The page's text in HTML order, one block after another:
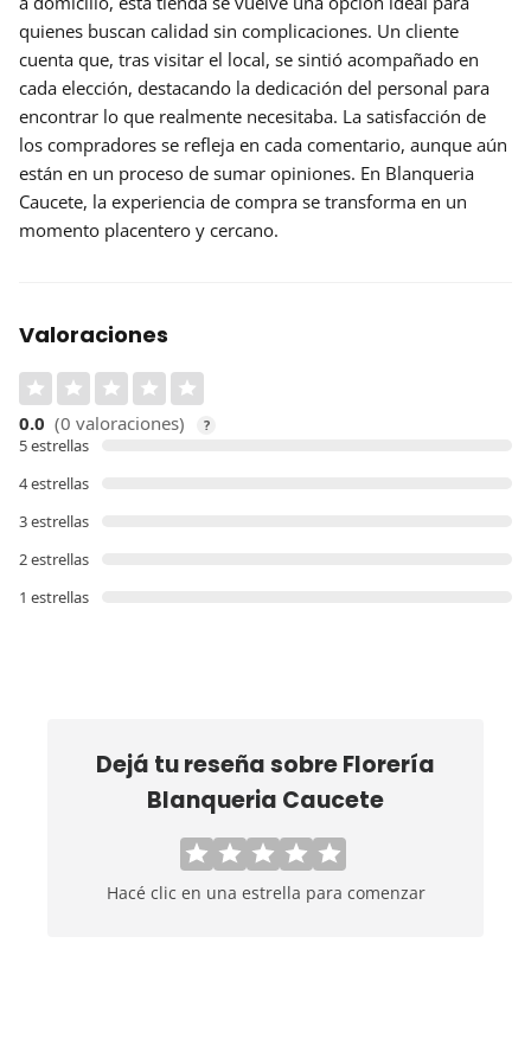
quienes buscan calidad sin complicaciones. Un cliente
cuenta que, tras visitar el local, se sintió acompañado en
cada elección, destacando la dedicación del personal para
encontrar lo que realmente necesitaba. La satisfacción de
los compradores se refleja en cada comentario, aunque aún
están en un proceso de sumar opiniones. En Blanqueria
Caucete, la experiencia de compra se transforma en un
momento placentero y cercano.
Valoraciones
0.0 (0 valoraciones) ?
5 estrellas
4 estrellas
3 estrellas
2 estrellas
1 estrellas
Dejá tu reseña sobreFlorería
Blanqueria Caucete
Hacé clic en una estrella para comenzar